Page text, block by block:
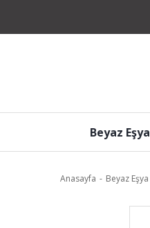
Beyaz Eşya
Anasayfa Beyaz Eşya